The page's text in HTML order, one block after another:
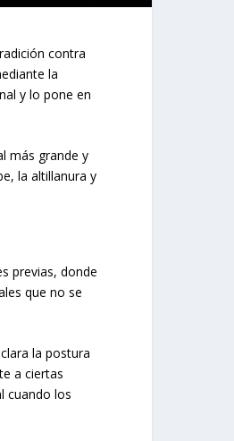
contra
la
y lo pone en
más grande y
la altillanura y
previas, donde
que no se
la postura
a ciertas
cuando los